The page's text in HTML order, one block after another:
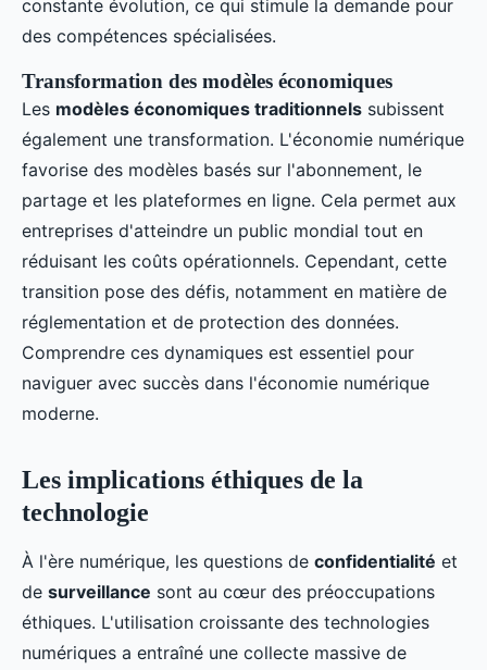
constante évolution, ce qui stimule la demande pour
des compétences spécialisées.
Transformation des modèles économiques
Les modèles économiques traditionnels subissent
également une transformation. L'économie numérique
favorise des modèles basés sur l'abonnement, le
partage et les plateformes en ligne. Cela permet aux
entreprises d'atteindre un public mondial tout en
réduisant les coûts opérationnels. Cependant, cette
transition pose des défis, notamment en matière de
réglementation et de protection des données.
Comprendre ces dynamiques est essentiel pour
naviguer avec succès dans l'économie numérique
moderne.
Les implications éthiques de la
technologie
À l'ère numérique, les questions de confidentialité et
de surveillance sont au cœur des préoccupations
éthiques. L'utilisation croissante des technologies
numériques a entraîné une collecte massive de